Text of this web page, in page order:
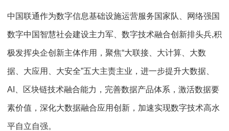
中国联通作为数字信息基础设施运营服务国家队、网络强国
数字中国智慧社会建设主力军、数字技术融合创新排头兵,积
极发挥央企创新主体作用，聚焦“大联接、大计算、大数
据、大应用、大安全”五大主责主业，进一步提升大数据、
AI、区块链技术融合能力，完善数据产品体系，激活数据要
素价值，深化大数据融合应用创新，加速实现数字技术高水
平自立自强。